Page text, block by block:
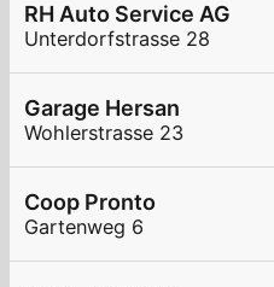
RH Auto Service AG
Unterdorfstrasse 28
Garage Hersan
Wohlerstrasse 23
Coop Pronto
Gartenweg 6